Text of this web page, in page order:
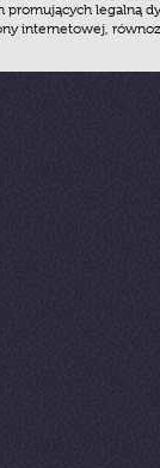
promujących legalną
internetowej,